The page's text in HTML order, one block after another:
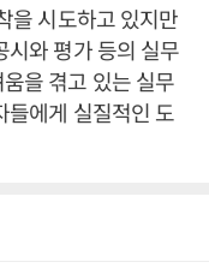
을 시도하고 있지만
시와 평가 등의 실무
을 겪고 있는 실무
들에게 실질적인 도